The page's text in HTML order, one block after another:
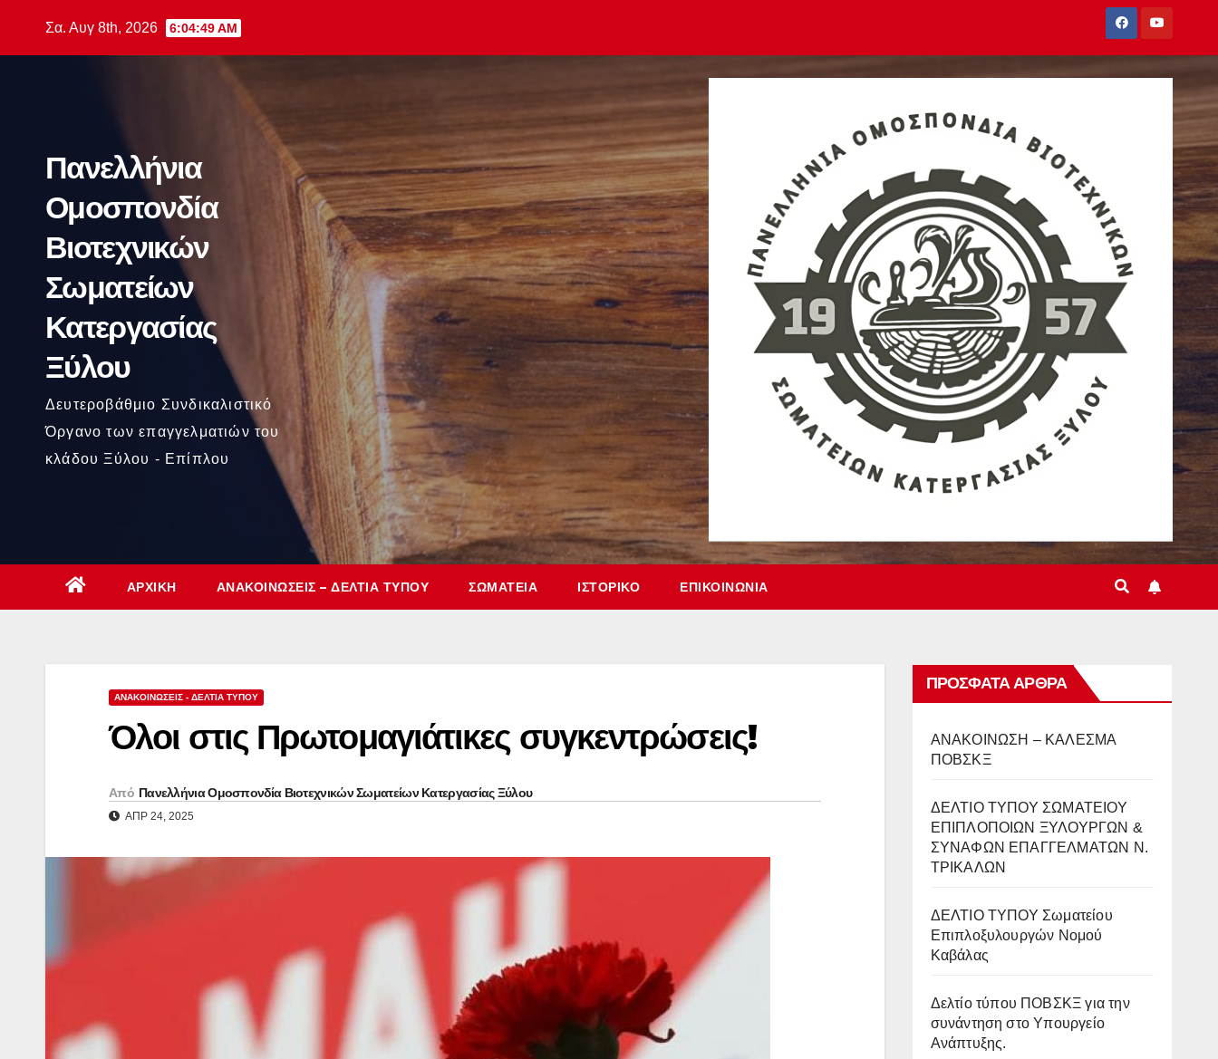
Σα. Αυγ 8th, 2026 6:04:51 AM
Πανελλήνια
Ομοσπονδία
Βιοτεχνικών
Σωματείων
Κατεργασίας
Ξύλου
Δευτεροβάθμιο Συνδικαλιστικό
Όργανο των επαγγελματιών του
κλάδου Ξύλου - Επίπλου
ΑΡΧΙΚΉ ΑΝΑΚΟΙΝΏΣΕΙΣ – ΔΕΛΤΊΑ ΤΎΠΟΥ ΣΩΜΑΤΕΊΑ ΙΣΤΟΡΙΚΌ ΕΠΙΚΟΙΝΩΝΊΑ
ΑΝΑΚΟΙΝΏΣΕΙΣ - ΔΕΛΤΊΑ ΤΎΠΟΥ
Όλοι στις Πρωτομαγιάτικες συγκεντρώσεις!
Από Πανελλήνια Ομοσπονδία Βιοτεχνικών Σωματείων Κατεργασίας Ξύλου
ΑΠΡ 24, 2025
ΠΡΌΣΦΑΤΑ ΆΡΘΡΑ
ΑΝΑΚΟΙΝΩΣΗ – ΚΑΛΕΣΜΑ
ΠΟΒΣΚΞ
ΔΕΛΤΙΟ ΤΥΠΟΥ ΣΩΜΑΤΕΙΟΥ
ΕΠΙΠΛΟΠΟΙΩΝ ΞΥΛΟΥΡΓΩΝ &
ΣΥΝΑΦΩΝ ΕΠΑΓΓΕΛΜΑΤΩΝ Ν.
ΤΡΙΚΑΛΩΝ
ΔΕΛΤΙΟ ΤΥΠΟΥ Σωματείου
Επιπλοξυλουργών Νομού
Καβάλας
Δελτίο τύπου ΠΟΒΣΚΞ για την
συνάντηση στο Υπουργείο
Ανάπτυξης.